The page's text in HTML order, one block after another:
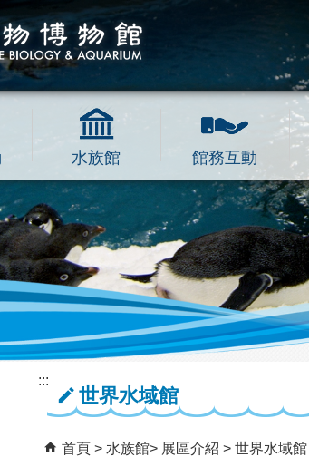
水族館 館務互動
:::
世界水域館
首頁 水族館 展區介紹 世界水域館